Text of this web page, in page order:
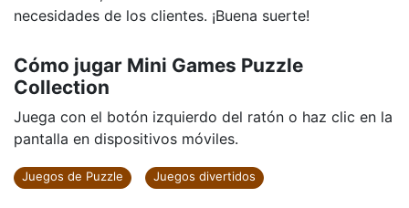
necesidades de los clientes. ¡Buena suerte!
Cómo jugar Mini Games Puzzle
Collection
Juega con el botón izquierdo del ratón o haz clic en la
pantalla en dispositivos móviles.
Juegos de Puzzle Juegos divertidos